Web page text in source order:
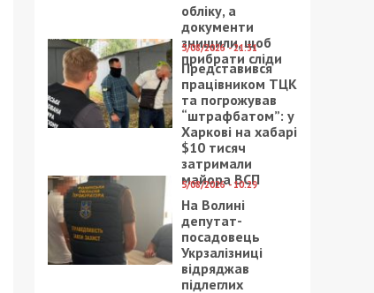
обліку, а
документи
знищили, щоб
прибрати сліди
5/08/2026 - 21:31
Представився
працівником ТЦК
та погрожував
“штрафбатом”: у
Харкові на хабарі
$10 тисяч
затримали
майора ВСП
5/08/2026 - 10:29
На Волині
депутат-
посадовець
Укрзалізниці
відряджав
підлеглих